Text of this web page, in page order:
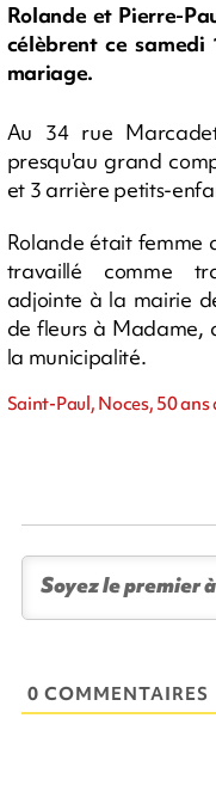
Rolande et Pierre-
célèbrent ce
mariage.
Au 34 rue
presqu'au grand
et 3 arrière petits-
Rolande était femme
travaillé comme
adjointe à la mairie
de fleurs à Madame,
la municipalité.
Saint-Paul, Noces, 50
0 COMMENTAIRES